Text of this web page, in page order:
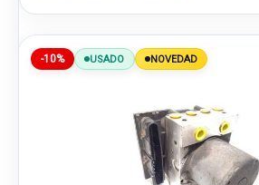
-10% USADO NOVEDAD